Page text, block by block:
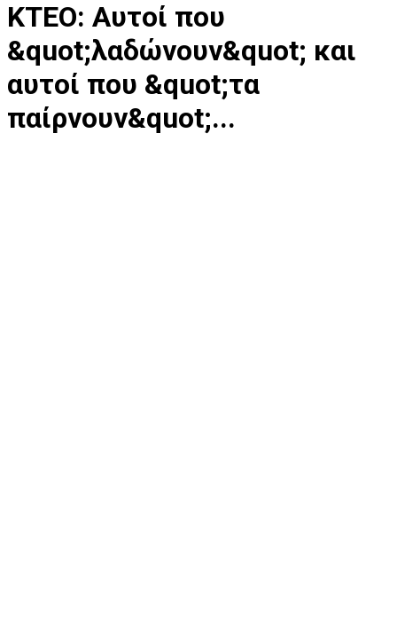
ΚΤΕΟ: Αυτοί που
&quot;λαδώνουν&quot; και
αυτοί που &quot;τα
παίρνουν&quot;...